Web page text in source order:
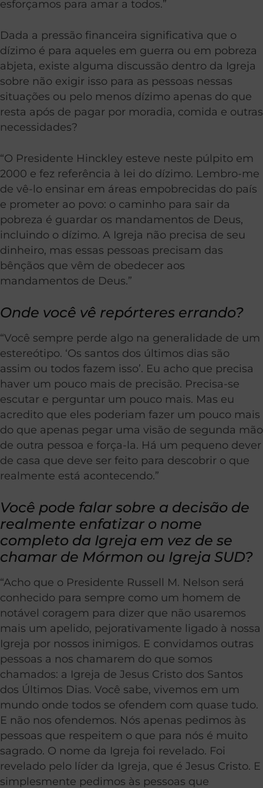
esforçamos para amar a todos.”
Dada a pressão financeira significativa que o
dízimo é para aqueles em guerra ou em pobreza
abjeta, existe alguma discussão dentro da Igreja
sobre não exigir isso para as pessoas nessas
situações ou pelo menos dízimo apenas do que
resta após de pagar por moradia, comida e outras
necessidades?
“O Presidente Hinckley esteve neste púlpito em
2000 e fez referência à lei do dízimo. Lembro-me
de vê-lo ensinar em áreas empobrecidas do país
e prometer ao povo: o caminho para sair da
pobreza é guardar os mandamentos de Deus,
incluindo o dízimo. A Igreja não precisa de seu
dinheiro, mas essas pessoas precisam das
bênçãos que vêm de obedecer aos
mandamentos de Deus.”
Onde você vê repórteres errando?
“Você sempre perde algo na generalidade de um
estereótipo. ‘Os santos dos últimos dias são
assim ou todos fazem isso’. Eu acho que precisa
haver um pouco mais de precisão. Precisa-se
escutar e perguntar um pouco mais. Mas eu
acredito que eles poderiam fazer um pouco mais
do que apenas pegar uma visão de segunda mão
de outra pessoa e força-la. Há um pequeno dever
de casa que deve ser feito para descobrir o que
realmente está acontecendo.”
Você pode falar sobre a decisão de
realmente enfatizar o nome
completo da Igreja em vez de se
chamar de Mórmon ou Igreja SUD?
“Acho que o Presidente Russell M. Nelson será
conhecido para sempre como um homem de
notável coragem para dizer que não usaremos
mais um apelido, pejorativamente ligado à nossa
Igreja por nossos inimigos. E convidamos outras
pessoas a nos chamarem do que somos
chamados: a Igreja de Jesus Cristo dos Santos
dos Últimos Dias. Você sabe, vivemos em um
mundo onde todos se ofendem com quase tudo.
E não nos ofendemos. Nós apenas pedimos às
pessoas que respeitem o que para nós é muito
sagrado. O nome da Igreja foi revelado. Foi
revelado pelo líder da Igreja, que é Jesus Cristo. E
simplesmente pedimos às pessoas que